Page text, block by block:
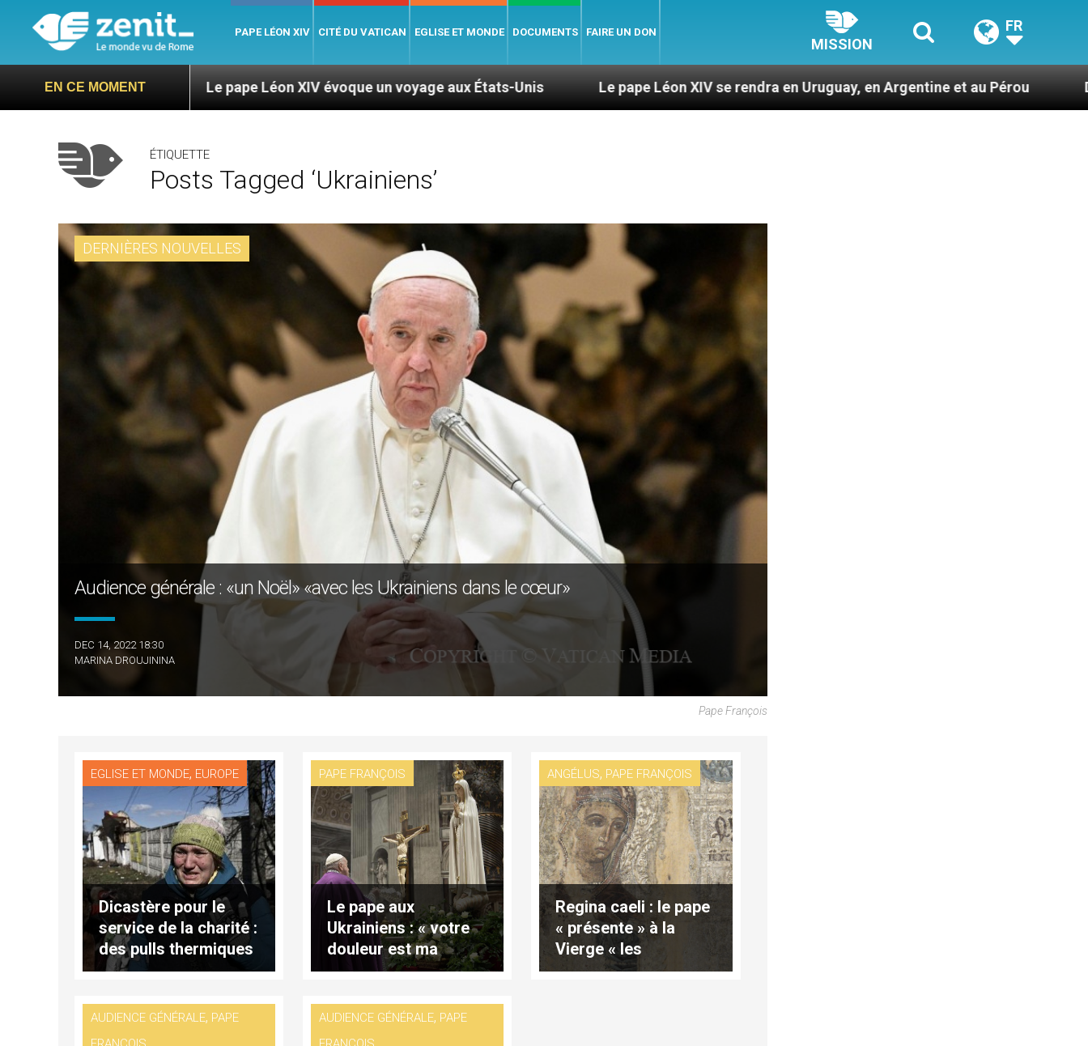
PAPE LÉON XIV CITÉ DU VATICAN EGLISE ET MONDE DOCUMENTS FAIRE UN DON
MISSION
FR
EN CE MOMENT
Le pape Léon XIV évoque un voyage aux États-Unis Le pape Léon XIV se rendra en Uruguay, en Argentine et au Pérou Des prophètes
ÉTIQUETTE
Posts Tagged ‘Ukrainiens’
DERNIÈRES NOUVELLES
Audience générale : «un Noël» «avec les Ukrainiens dans le cœur»
DEC 14, 2022 18:30
MARINA DROUJININA
Pape François
EGLISE ET MONDE, EUROPE
Dicastère pour le
service de la charité :
des pulls thermiques
pour les Ukrainiens
PAPE FRANÇOIS
Le pape aux
Ukrainiens : « votre
douleur est ma
douleur »
ANGÉLUS, PAPE FRANÇOIS
Regina caeli : le pape
« présente » à la
Vierge « les
souffrances » des
AUDIENCE GÉNÉRALE, PAPE
AUDIENCE GÉNÉRALE, PAPE